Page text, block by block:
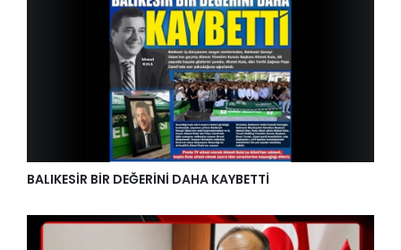
BALIKESİR BİR DEĞERİNİ DAHA KAYBETTİ